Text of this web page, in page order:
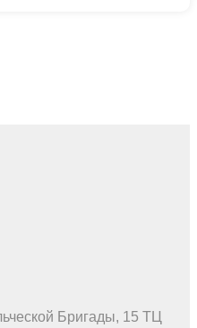
Бригады, 15 ТЦ